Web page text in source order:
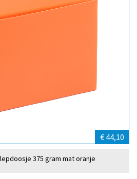
€ 44,10
375 gram mat oranje